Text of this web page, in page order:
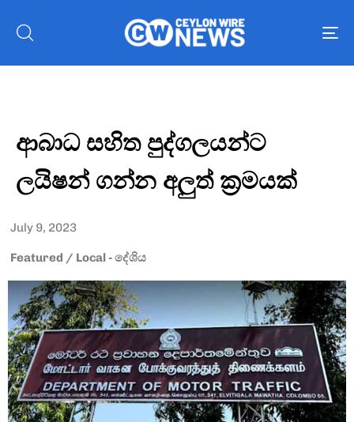
Type and hit enter
ආබාධ සහිත පුද්ගලයන්ට
ලයිෂන් ගන්න අලුත් ක්‍රමයක්
July 9, 2023
Featured / Local - දේශිය